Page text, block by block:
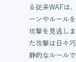
る従来WAFは
ーンやルール
攻撃を見逃し
た攻撃は日々
静的なルール